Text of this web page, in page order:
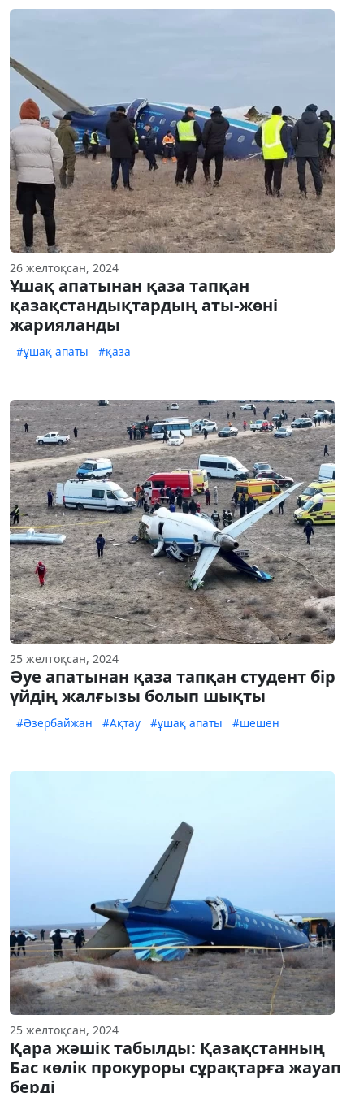
26 желтоқсан, 2024
Ұшақ апатынан қаза тапқан
қазақстандықтардың аты-жөні
жарияланды
#ұшақ апаты #қаза
25 желтоқсан, 2024
Әуе апатынан қаза тапқан студент бір
үйдің жалғызы болып шықты
#Әзербайжан #Ақтау #ұшақ апаты #шешен
25 желтоқсан, 2024
Қара жәшік табылды: Қазақстанның
Бас көлік прокуроры сұрақтарға жауап
берді